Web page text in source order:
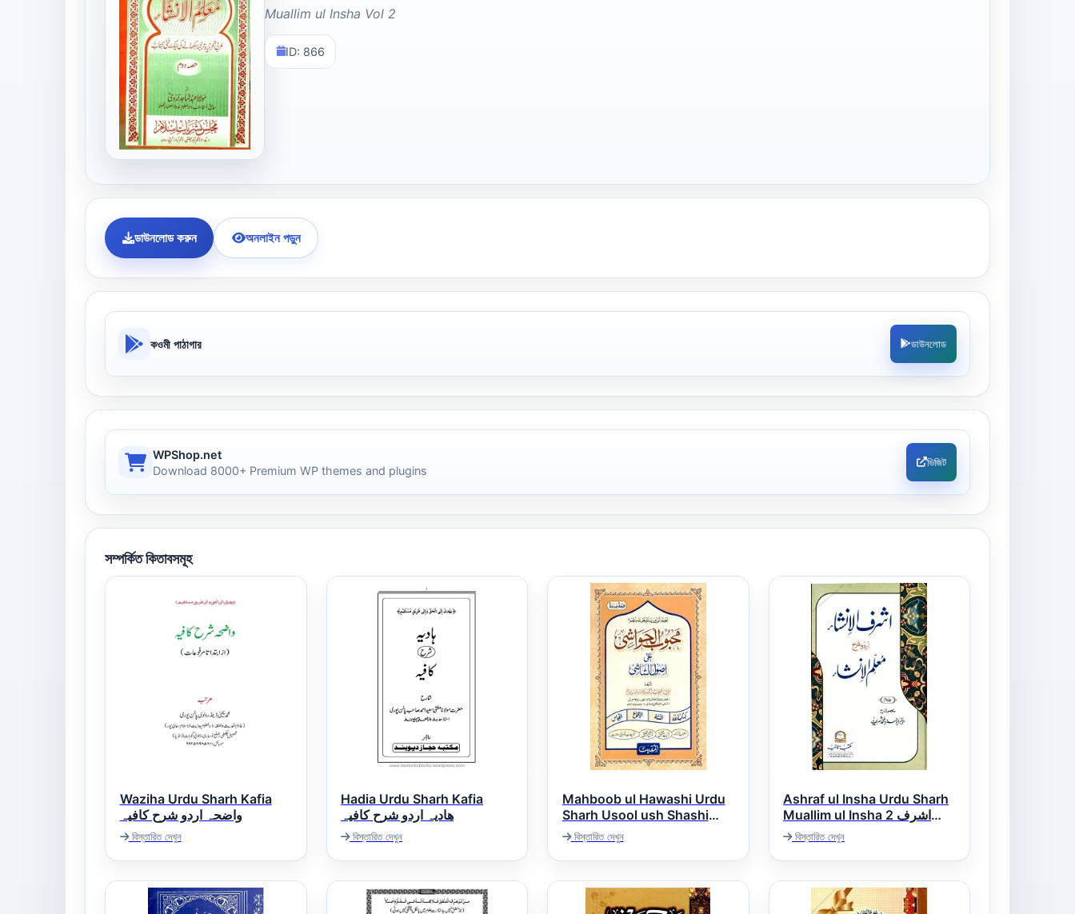
Muallim ul Insha Vol 2
ID: 866
ডাউনলোড করুন অনলাইন পড়ুন
কওমী পাঠাগার ডাউনলোড
WPShop.net
Download 8000+ Premium WP themes and plugins
ভিজিট
সম্পর্কিত কিতাবসমূহ
Waziha Urdu Sharh Kafia
واضحہ اردو شرح کافیہ
বিস্তারিত দেখুন
Hadia Urdu Sharh Kafia
ھادیہ اردو شرح کافیہ
বিস্তারিত দেখুন
Mahboob ul Hawashi Urdu
Sharh Usool ush Shashi
محبوب الحواشی اردو شرح
اصول الشاشی
বিস্তারিত দেখুন
Ashraf ul Insha Urdu Sharh
Muallim ul Insha 2 اشرف
الانشاء اردو شرح معلم الانشاء
বিস্তারিত দেখুন